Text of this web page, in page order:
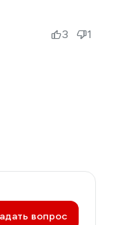
3 1
вопрос